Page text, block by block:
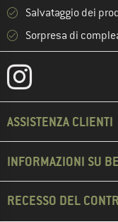
Salvataggio dei
Sorpresa di
ASSISTENZA CLIENTI
INFORMAZIONI SU
RECESSO DEL